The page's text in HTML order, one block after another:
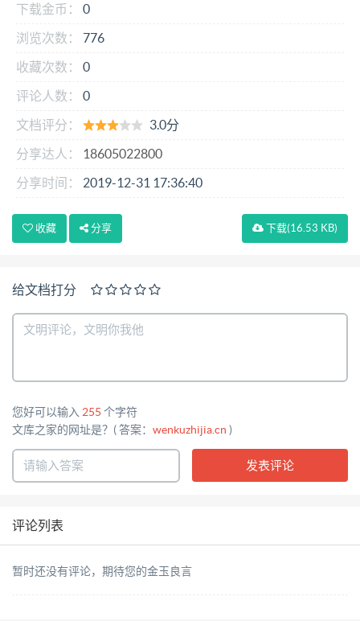
下载金币：
0
浏览次数：
776
收藏次数：
0
评论人数：
0
文档评分：
3.0分
分享达人：
18605022800
分享时间：
2019-12-31 17:36:40
下载(16.53 KB)
收藏 分享
给文档打分
您好可以输入 255 个字符
文库之家的网址是？( 答案： wenkuzhijia.cn )
评论列表
暂时还没有评论，期待您的金玉良言